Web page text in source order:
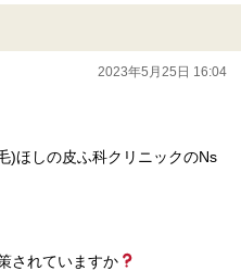
2023年5月25日 16:04
しの皮ふ科クリニックのNs
されていますか